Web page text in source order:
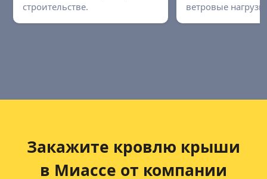
строительстве.
ветровые
Закажите кровлю крыши
в Миассе от компании